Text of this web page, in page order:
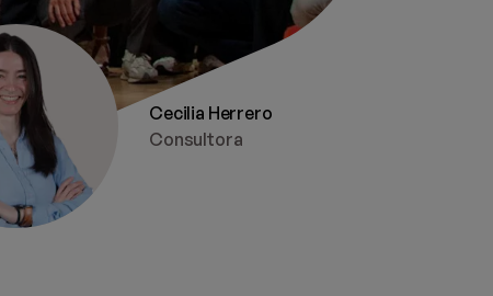
Cecilia Herrero
Consultora